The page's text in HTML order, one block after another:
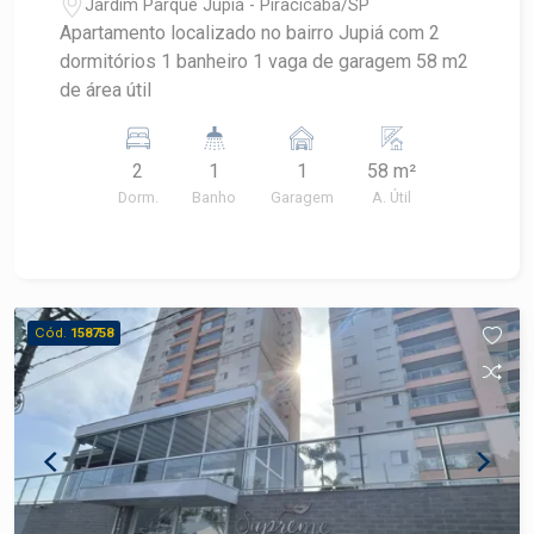
Jardim Parque Jupiá - Piracicaba/SP
Apartamento localizado no bairro Jupiá com 2
dormitórios 1 banheiro 1 vaga de garagem 58 m2
de área útil
2
Dorm.
1
Banho
1
Garagem
58 m²
A. Útil
Cód. 158758